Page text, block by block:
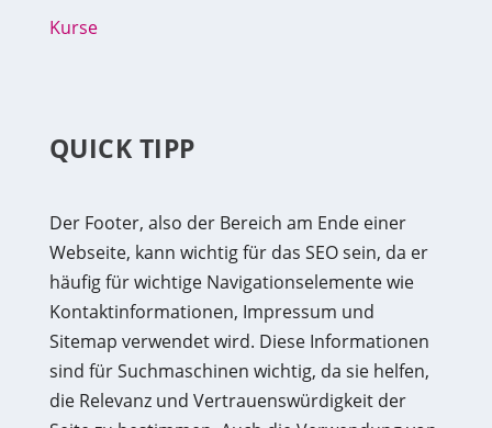
Kurse
QUICK TIPP
Der Footer, also der Bereich am Ende einer
Webseite, kann wichtig für das SEO sein, da er
häufig für wichtige Navigationselemente wie
Kontaktinformationen, Impressum und
Sitemap verwendet wird. Diese Informationen
sind für Suchmaschinen wichtig, da sie helfen,
die Relevanz und Vertrauenswürdigkeit der